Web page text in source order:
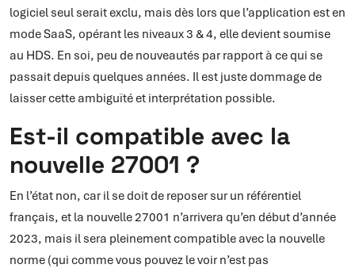
logiciel seul serait exclu, mais dès lors que l’application est en
mode SaaS, opérant les niveaux 3 & 4, elle devient soumise
au HDS. En soi, peu de nouveautés par rapport à ce qui se
passait depuis quelques années. Il est juste dommage de
laisser cette ambiguïté et interprétation possible.
Est-il compatible avec la
nouvelle 27001 ?
En l’état non, car il se doit de reposer sur un référentiel
français, et la nouvelle 27001 n’arrivera qu’en début d’année
2023, mais il sera pleinement compatible avec la nouvelle
norme (qui comme vous pouvez le voir n’est pas